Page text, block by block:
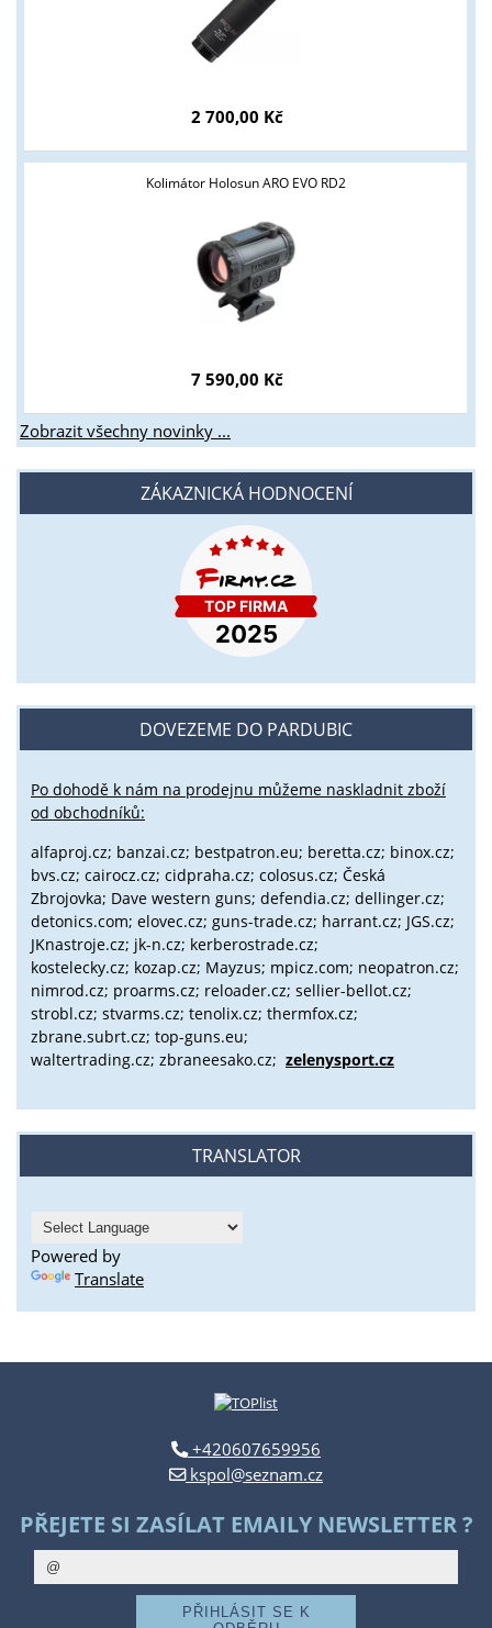
2 700,00 Kč
Kolimátor Holosun ARO EVO RD2
7 590,00 Kč
Zobrazit všechny novinky ...
ZÁKAZNICKÁ HODNOCENÍ
DOVEZEME DO PARDUBIC
Po dohodě k nám na prodejnu můžeme naskladnit zboží
od obchodníků:
alfaproj.cz; banzai.cz; bestpatron.eu; beretta.cz; binox.cz;
bvs.cz; cairocz.cz; cidpraha.cz; colosus.cz; Česká
Zbrojovka; Dave western guns; defendia.cz; dellinger.cz;
detonics.com; elovec.cz; guns-trade.cz; harrant.cz; JGS.cz;
JKnastroje.cz; jk-n.cz; kerberostrade.cz;
kostelecky.cz; kozap.cz; Mayzus; mpicz.com; neopatron.cz;
nimrod.cz; proarms.cz; reloader.cz; sellier-bellot.cz;
strobl.cz; stvarms.cz; tenolix.cz; thermfox.cz;
zbrane.subrt.cz; top-guns.eu;
waltertrading.cz; zbraneesako.cz; zelenysport.cz
TRANSLATOR
Powered by
Translate
+420607659956
kspol@seznam.cz
PŘEJETE SI ZASÍLAT EMAILY NEWSLETTER ?
Tyto stránky jsou určeny pouze odborné veřejnosti od 18 let a